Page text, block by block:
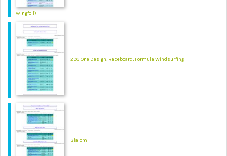
Wingfoil)
293 One Design, Raceboard, Formula Windsurfing
Slalom